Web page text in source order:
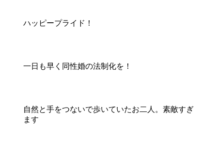
ハッピープライド！
一日も早く同性婚の法制化を！
自然と手をつないで歩いていたお二人。素敵すぎ
ます